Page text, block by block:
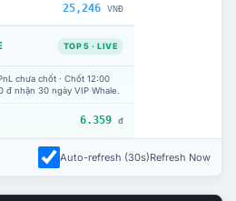
25,246 VNĐ
TOP 5 · LIVE
chưa chốt · Chốt 12:00
đ nhận 30 ngày VIP Whale.
6.359 đ
Auto-refresh (30s)Refresh Now